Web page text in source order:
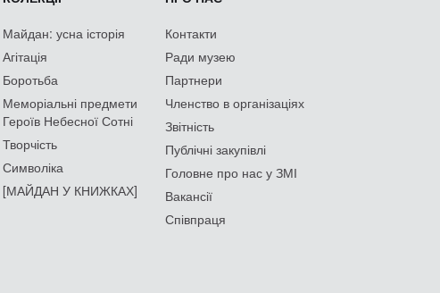
Майдан: усна історія
Агітація
Боротьба
Меморіальні предмети
Героїв Небесної Сотні
Творчість
Символіка
[МАЙДАН У КНИЖКАХ]
Контакти
Ради музею
Партнери
Членство в організаціях
Звітність
Публічні закупівлі
Головне про нас у ЗМІ
Вакансії
Співпраця